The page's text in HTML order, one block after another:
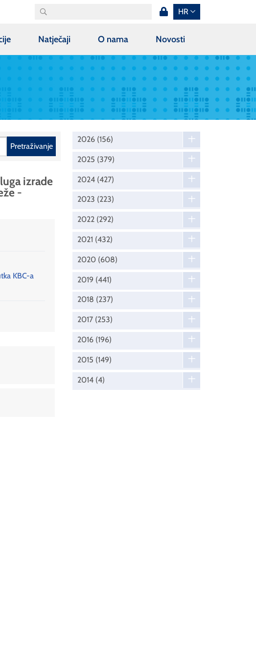
HR
Natječaji O nama Novosti
Pretraživanje
izrade
-
KBC-a
2026 (156)
2025 (379)
2024 (427)
2023 (223)
2022 (292)
2021 (432)
2020 (608)
2019 (441)
2018 (237)
2017 (253)
2016 (196)
2015 (149)
2014 (4)